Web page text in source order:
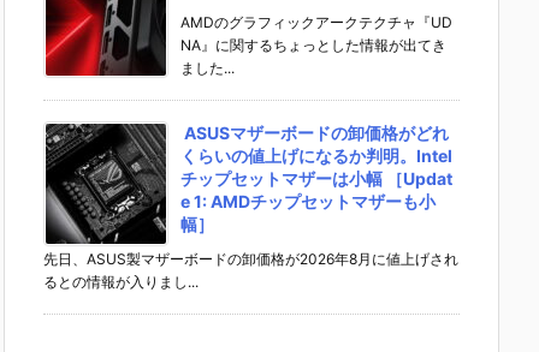
AMDのグラフィックアークテクチャ『UD
NA』に関するちょっとした情報が出てき
ました...
ASUSマザーボードの卸価格がどれ
くらいの値上げになるか判明。Intel
チップセットマザーは小幅 ［Updat
e 1: AMDチップセットマザーも小
幅］
先日、ASUS製マザーボードの卸価格が2026年8月に値上げされ
るとの情報が入りまし...